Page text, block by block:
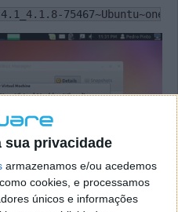
sua privacidade
armazenamos e/ou acedemos
cookies, e processamos
únicos e informações
4.1 _4.1.8-75467